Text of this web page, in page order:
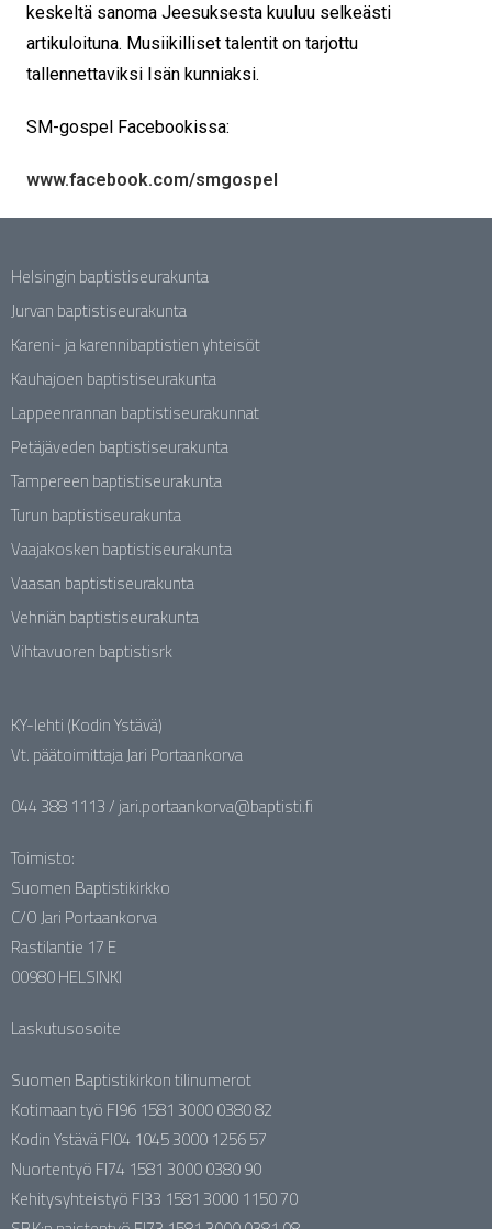
keskeltä sanoma Jeesuksesta kuuluu selkeästi
artikuloituna. Musiikilliset talentit on tarjottu
tallennettaviksi Isän kunniaksi.
SM-gospel Facebookissa:
www.facebook.com/smgospel
Helsingin baptistiseurakunta
Jurvan baptistiseurakunta
Kareni- ja karennibaptistien yhteisöt
Kauhajoen baptistiseurakunta
Lappeenrannan baptistiseurakunnat
Petäjäveden baptistiseurakunta
Tampereen baptistiseurakunta
Turun baptistiseurakunta
Vaajakosken baptistiseurakunta
Vaasan baptistiseurakunta
Vehniän baptistiseurakunta
Vihtavuoren baptistisrk
KY-lehti (Kodin Ystävä)
Vt. päätoimittaja Jari Portaankorva
044 388 1113 / jari.portaankorva@baptisti.fi
Toimisto:
Suomen Baptistikirkko
C/O Jari Portaankorva
Rastilantie 17 E
00980 HELSINKI
Laskutusosoite
Suomen Baptistikirkon tilinumerot
Kotimaan työ FI96 1581 3000 0380 82
Kodin Ystävä FI04 1045 3000 1256 57
Nuortentyö FI74 1581 3000 0380 90
Kehitysyhteistyö FI33 1581 3000 1150 70